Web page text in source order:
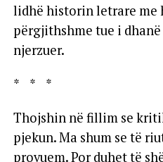
lidhë historin letrare me
përgjithshme tue i
njerzuer.
* * *
Thojshin në fillim se
pjekun. Ma shum se të
provuem. Por duhet të